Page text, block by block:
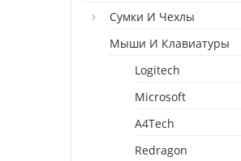
Сумки И Чехлы
Мыши И Клавиатуры
Logitech
Microsoft
A4Tech
Redragon